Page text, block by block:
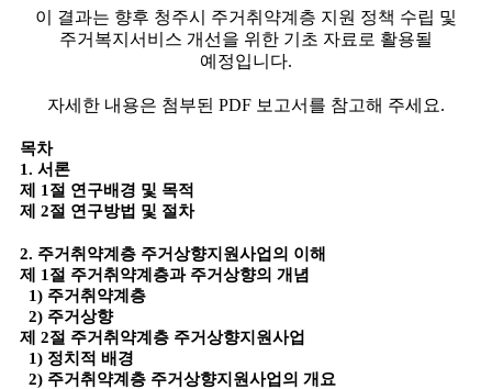
이 결과는 향후 청주시 주거취약계층 지원 정책 수립 및
주거복지서비스 개선을 위한 기초 자료로 활용될
예정입니다.
자세한 내용은 첨부된 PDF 보고서를 참고해 주세요.
목차
1. 서론
제 1절 연구배경 및 목적
제 2절 연구방법 및 절차
2. 주거취약계층 주거상향지원사업의 이해
제 1절 주거취약계층과 주거상향의 개념
1) 주거취약계층
2) 주거상향
제 2절 주거취약계층 주거상향지원사업
1) 정치적 배경
2) 주거취약계층 주거상향지원사업의 개요